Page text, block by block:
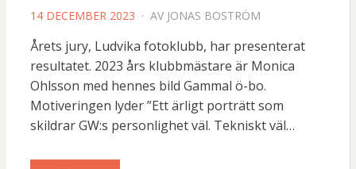
PUBLICERAD
14 DECEMBER 2023 AV JONAS BOSTRÖM
Årets jury, Ludvika fotoklubb, har presenterat
resultatet. 2023 års klubbmästare är Monica
Ohlsson med hennes bild Gammal ö-bo.
Motiveringen lyder ”Ett ärligt porträtt som
skildrar GW:s personlighet väl. Tekniskt väl…